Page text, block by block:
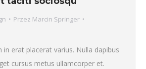
Przez Marcin Springer
in erat placerat varius. Nulla dapibus
cursus metus ullamcorper et.